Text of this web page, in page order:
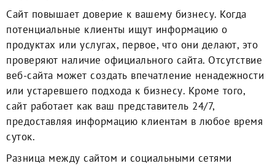
Сайт повышает доверие к вашему бизнесу. Когда
потенциальные клиенты ищут информацию о
продуктах или услугах, первое, что они делают, это
проверяют наличие официального сайта. Отсутствие
веб-сайта может создать впечатление ненадежности
или устаревшего подхода к бизнесу. Кроме того,
сайт работает как ваш представитель 24/7,
предоставляя информацию клиентам в любое время
суток.
Разница между сайтом и социальными сетями